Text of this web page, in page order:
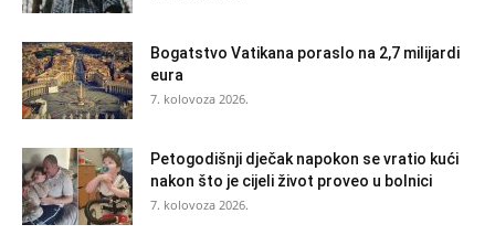
Bogatstvo Vatikana poraslo na 2,7 milijardi
eura
7. kolovoza 2026.
Petogodišnji dječak napokon se vratio kući
nakon što je cijeli život proveo u bolnici
7. kolovoza 2026.